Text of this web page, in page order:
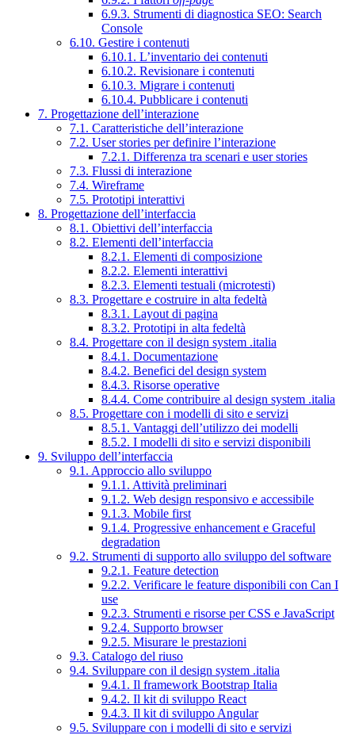
6.9.3. Strumenti di diagnostica SEO: Search
Console
6.10. Gestire i contenuti
6.10.1. L’inventario dei contenuti
6.10.2. Revisionare i contenuti
6.10.3. Migrare i contenuti
6.10.4. Pubblicare i contenuti
7. Progettazione dell’interazione
7.1. Caratteristiche dell’interazione
7.2. User stories per definire l’interazione
7.2.1. Differenza tra scenari e user stories
7.3. Flussi di interazione
7.4. Wireframe
7.5. Prototipi interattivi
8. Progettazione dell’interfaccia
8.1. Obiettivi dell’interfaccia
8.2. Elementi dell’interfaccia
8.2.1. Elementi di composizione
8.2.2. Elementi interattivi
8.2.3. Elementi testuali (microtesti)
8.3. Progettare e costruire in alta fedeltà
8.3.1. Layout di pagina
8.3.2. Prototipi in alta fedeltà
8.4. Progettare con il design system .italia
8.4.1. Documentazione
8.4.2. Benefici del design system
8.4.3. Risorse operative
8.4.4. Come contribuire al design system .italia
8.5. Progettare con i modelli di sito e servizi
8.5.1. Vantaggi dell’utilizzo dei modelli
8.5.2. I modelli di sito e servizi disponibili
9. Sviluppo dell’interfaccia
9.1. Approccio allo sviluppo
9.1.1. Attività preliminari
9.1.2. Web design responsivo e accessibile
9.1.3. Mobile first
9.1.4. Progressive enhancement e Graceful
degradation
9.2. Strumenti di supporto allo sviluppo del software
9.2.1. Feature detection
9.2.2. Verificare le feature disponibili con Can I
use
9.2.3. Strumenti e risorse per CSS e JavaScript
9.2.4. Supporto browser
9.2.5. Misurare le prestazioni
9.3. Catalogo del riuso
9.4. Sviluppare con il design system .italia
9.4.1. Il framework Bootstrap Italia
9.4.2. Il kit di sviluppo React
9.4.3. Il kit di sviluppo Angular
9.5. Sviluppare con i modelli di sito e servizi